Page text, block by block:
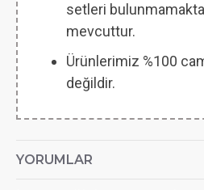
setleri
mevcuttur.
Ürünlerimiz %100
değildir.
YORUMLAR